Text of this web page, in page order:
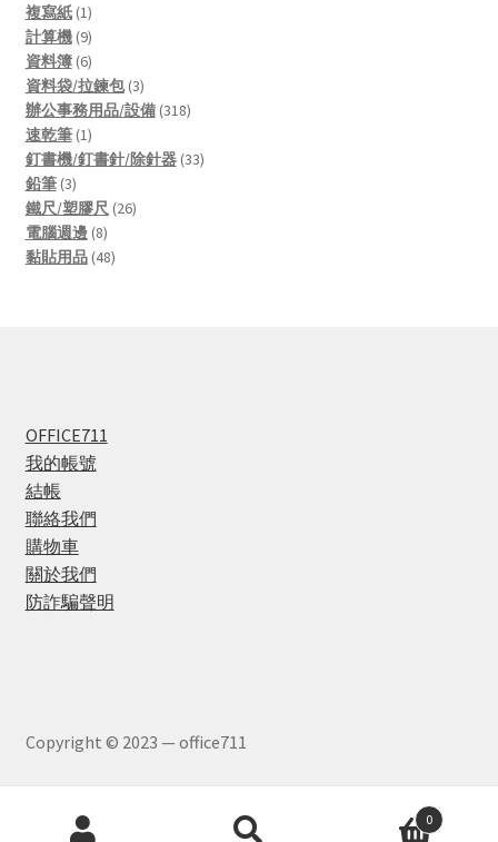
products
複寫紙 11
product
計算機 99
products
資料簿 66
products
資料袋/拉鍊包 33
products
辦公事務用品/設備 318318
速乾筆 11
product
釘書機/釘書針/除針器 3333
鉛筆 33
products
鐵尺/塑膠尺 2626
電腦週邊 88
products
黏貼用品 4848
OFFICE711
我的帳號
結帳
聯絡我們
購物車
關於我們
防詐騙聲明
Copyright © 2023 — office711
Products
search
0